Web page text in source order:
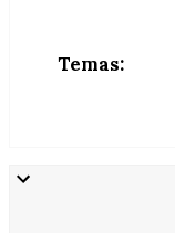
Temas: